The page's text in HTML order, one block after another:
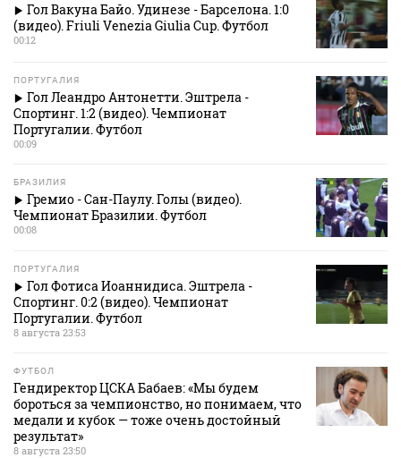
Гол Вакуна Байо. Удинезе - Барселона. 1:0
(видео). Friuli Venezia Giulia Cup. Футбол
00:12
ПОРТУГАЛИЯ
Гол Леандро Антонетти. Эштрела -
Спортинг. 1:2 (видео). Чемпионат
Португалии. Футбол
00:09
БРАЗИЛИЯ
Гремио - Сан-Паулу. Голы (видео).
Чемпионат Бразилии. Футбол
00:08
ПОРТУГАЛИЯ
Гол Фотиса Иоаннидиса. Эштрела -
Спортинг. 0:2 (видео). Чемпионат
Португалии. Футбол
8 августа 23:53
ФУТБОЛ
Гендиректор ЦСКА Бабаев: «Мы будем
бороться за чемпионство, но понимаем, что
медали и кубок — тоже очень достойный
результат»
8 августа 23:50